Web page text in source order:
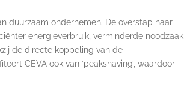
duurzaam ondernemen. De overstap naar
energieverbruik, verminderde noodzaak
de directe koppeling van de
CEVA ook van ‘peakshaving’, waardoor